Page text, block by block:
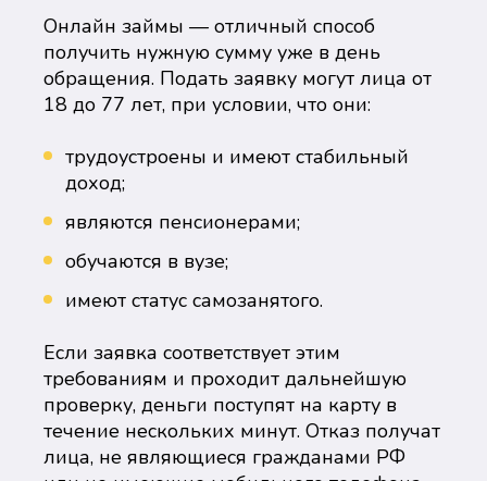
Онлайн займы — отличный способ
получить нужную сумму уже в день
обращения. Подать заявку могут лица от
18 до 77 лет, при условии, что они:
трудоустроены и имеют стабильный
доход;
являются пенсионерами;
обучаются в вузе;
имеют статус самозанятого.
Если заявка соответствует этим
требованиям и проходит дальнейшую
проверку, деньги поступят на карту в
течение нескольких минут. Отказ получат
лица, не являющиеся гражданами РФ